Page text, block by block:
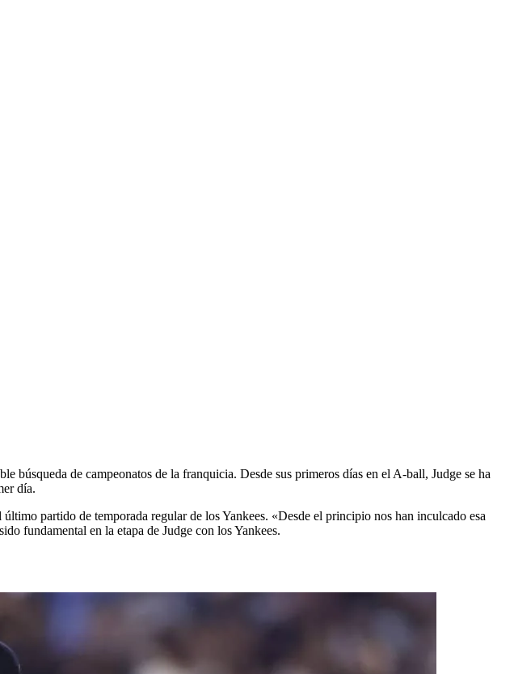
búsqueda de campeonatos de la franquicia. Desde sus primeros días en el A-ball, Judge se ha
día.
partido de temporada regular de los Yankees. «Desde el principio nos han inculcado esa
fundamental en la etapa de Judge con los Yankees.